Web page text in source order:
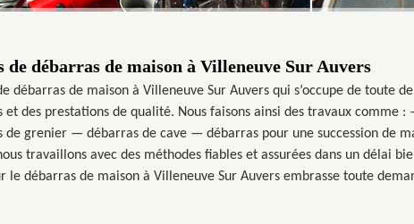
de débarras de maison à Villeneuve Sur Auvers
débarras de maison à Villeneuve Sur Auvers qui s’occupe de toute
et des prestations de qualité. Nous faisons ainsi des travaux comme
grenier — débarras de cave — débarras pour une succession de
travaillons avec des méthodes fiables et assurées dans un délai
débarras de maison à Villeneuve Sur Auvers embrasse toute